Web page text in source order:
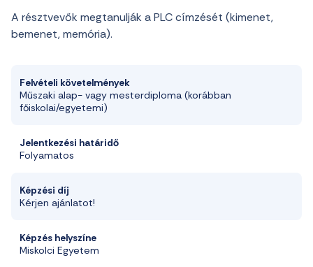
A résztvevők megtanulják a PLC címzését (kimenet,
bemenet, memória).
Felvételi követelmények
Műszaki alap- vagy mesterdiploma (korábban
főiskolai/egyetemi)
Jelentkezési határidő
Folyamatos
Képzési díj
Kérjen ajánlatot!
Képzés helyszíne
Miskolci Egyetem